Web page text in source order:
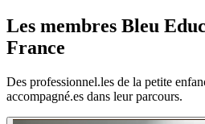
Les membres Bleu
France
Des professionnel.les de la petite
accompagné.es dans leur parcours.